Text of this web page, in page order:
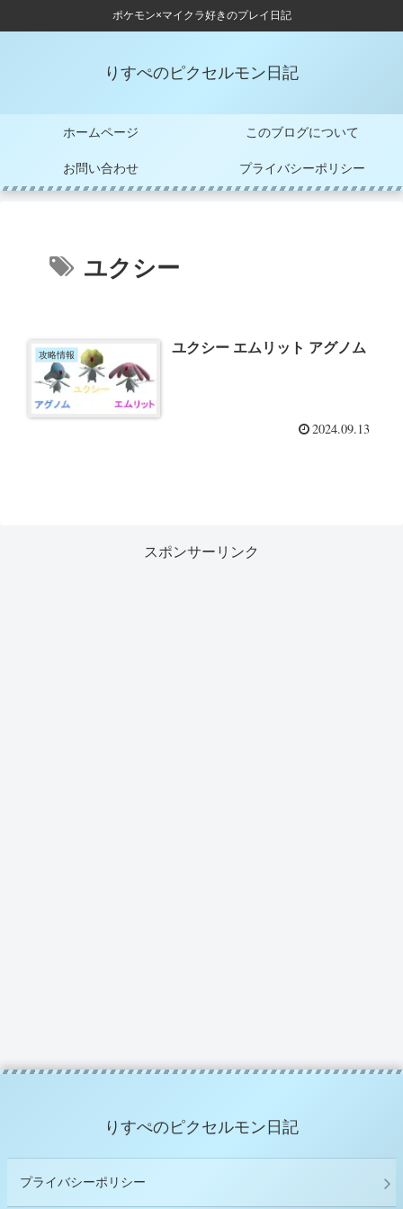
ポケモン×マイクラ好きのプレイ日記
りすぺのピクセルモン日記
ホームページ このブログについて
お問い合わせ プライバシーポリシー
ユクシー
攻略情報 ユクシー エムリット アグノム
2024.09.13
スポンサーリンク
りすぺのピクセルモン日記
プライバシーポリシー